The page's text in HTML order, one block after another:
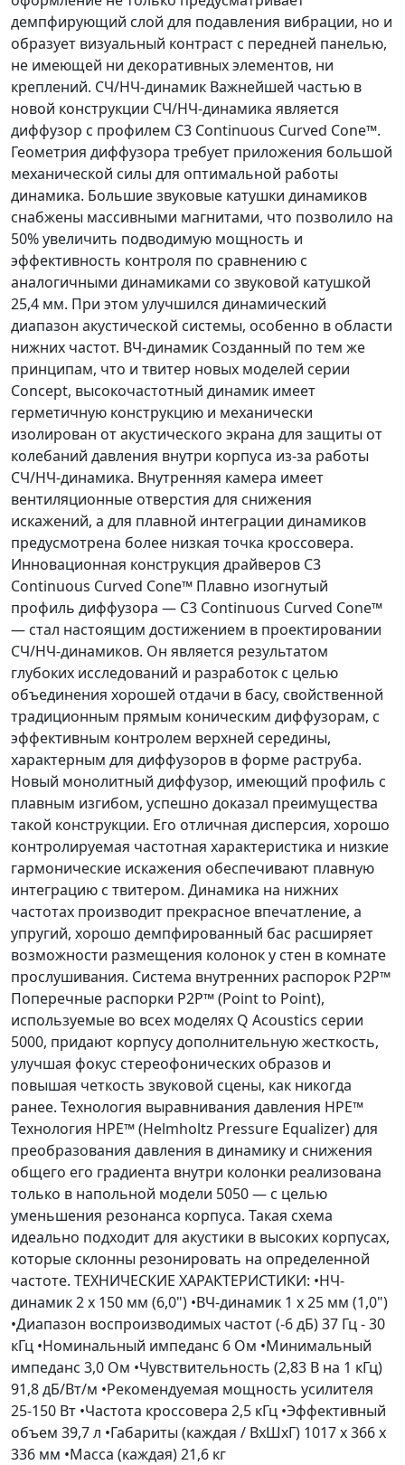
демпфирующий слой для подавления вибрации, но и
образует визуальный контраст с передней панелью,
не имеющей ни декоративных элементов, ни
креплений. СЧ/НЧ-динамик Важнейшей частью в
новой конструкции СЧ/НЧ-динамика является
диффузор с профилем C3 Continuous Curved Cone™.
Геометрия диффузора требует приложения большой
механической силы для оптимальной работы
динамика. Большие звуковые катушки динамиков
снабжены массивными магнитами, что позволило на
50% увеличить подводимую мощность и
эффективность контроля по сравнению с
аналогичными динамиками со звуковой катушкой
25,4 мм. При этом улучшился динамический
диапазон акустической системы, особенно в области
нижних частот. ВЧ-динамик Созданный по тем же
принципам, что и твитер новых моделей серии
Concept, высокочастотный динамик имеет
герметичную конструкцию и механически
изолирован от акустического экрана для защиты от
колебаний давления внутри корпуса из-за работы
СЧ/НЧ-динамика. Внутренняя камера имеет
вентиляционные отверстия для снижения
искажений, а для плавной интеграции динамиков
предусмотрена более низкая точка кроссовера.
Инновационная конструкция драйверов C3
Continuous Curved Cone™ Плавно изогнутый
профиль диффузора — C3 Continuous Curved Cone™
— стал настоящим достижением в проектировании
СЧ/НЧ-динамиков. Он является результатом
глубоких исследований и разработок с целью
объединения хорошей отдачи в басу, свойственной
традиционным прямым коническим диффузорам, с
эффективным контролем верхней середины,
характерным для диффузоров в форме раструба.
Новый монолитный диффузор, имеющий профиль с
плавным изгибом, успешно доказал преимущества
такой конструкции. Его отличная дисперсия, хорошо
контролируемая частотная характеристика и низкие
гармонические искажения обеспечивают плавную
интеграцию с твитером. Динамика на нижних
частотах производит прекрасное впечатление, а
упругий, хорошо демпфированный бас расширяет
возможности размещения колонок у стен в комнате
прослушивания. Система внутренних распорок P2P™
Поперечные распорки P2P™ (Point to Point),
используемые во всех моделях Q Acoustics серии
5000, придают корпусу дополнительную жесткость,
улучшая фокус стереофонических образов и
повышая четкость звуковой сцены, как никогда
ранее. Технология выравнивания давления HPE™
Технология HPE™ (Helmholtz Pressure Equalizer) для
преобразования давления в динамику и снижения
общего его градиента внутри колонки реализована
только в напольной модели 5050 — с целью
уменьшения резонанса корпуса. Такая схема
идеально подходит для акустики в высоких корпусах,
которые склонны резонировать на определенной
частоте. ТЕХНИЧЕСКИЕ ХАРАКТЕРИСТИКИ: •НЧ-
динамик 2 x 150 мм (6,0") •ВЧ-динамик 1 x 25 мм (1,0")
•Диапазон воспроизводимых частот (-6 дБ) 37 Гц - 30
кГц •Номинальный импеданс 6 Ом •Минимальный
импеданс 3,0 Ом •Чувствительность (2,83 В на 1 кГц)
91,8 дБ/Вт/м •Рекомендуемая мощность усилителя
25-150 Вт •Частота кроссовера 2,5 кГц •Эффективный
объем 39,7 л •Габариты (каждая / ВхШхГ) 1017 x 366 x
336 мм •Масса (каждая) 21,6 кг